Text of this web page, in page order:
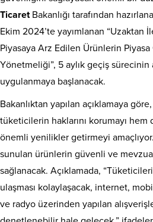
TicaretBakanlığı tarafından
Ekim 2024’te yayımlanan “Uzaktan
Piyasaya Arz Edilen Ürünlerin
Yönetmeliği”, 5 aylık geçiş sürecinin
uygulanmaya başlanacak.
Bakanlıktan yapılan açıklamaya
tüketicilerin haklarını korumayı hem
önemli yenilikler getirmeyi
sunulan ürünlerin güvenli ve
sağlanacak. Açıklamada,
ulaşması kolaylaşacak, internet,
ve radyo üzerinden yapılan